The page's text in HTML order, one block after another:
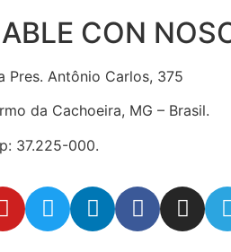
CON
Pres. Antônio Carlos, 375
da Cachoeira, MG – Brasil.
37.225-000.